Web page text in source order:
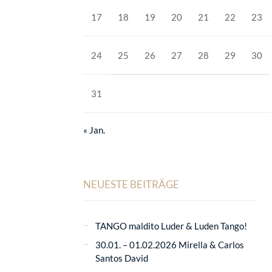
17 18 19 20 21 22 23
24 25 26 27 28 29 30
31
« Jan.
NEUESTE BEITRÄGE
TANGO maldito Luder & Luden Tango!
30.01. – 01.02.2026 Mirella & Carlos
Santos David